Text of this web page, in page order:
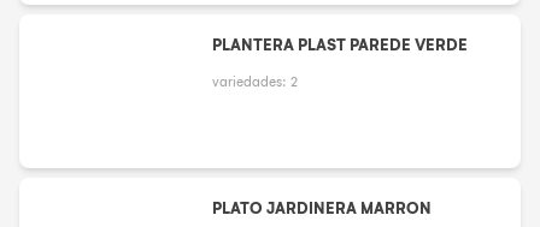
PLANTERA PLAST PAREDE VERDE
variedades: 2
PLATO JARDINERA MARRON